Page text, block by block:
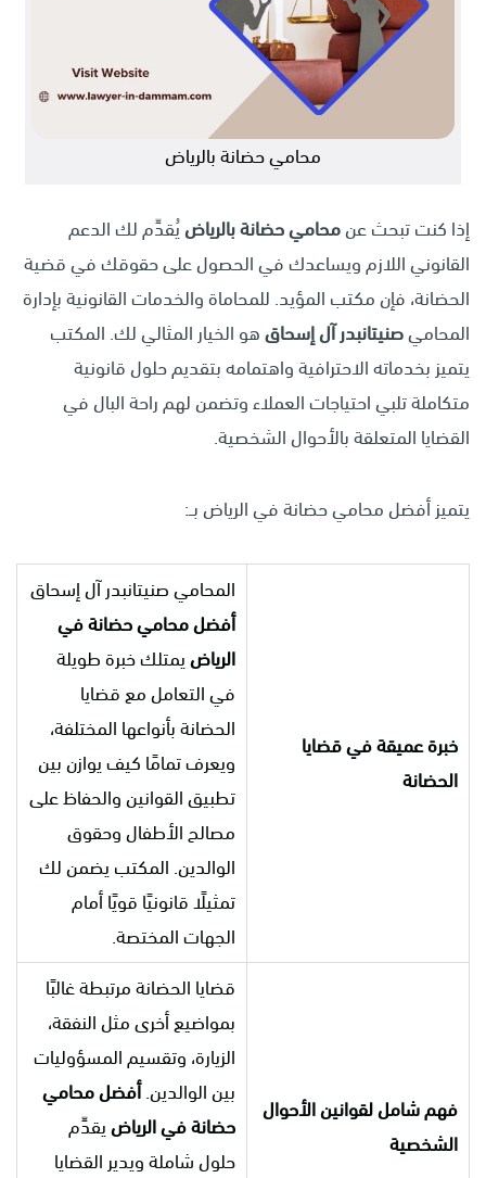
محامي حضانة بالرياض
إذا كنت تبحث عنمحامي حضانة بالرياضيُقدِّم لك الدعم
القانوني اللازم ويساعدك في الحصول على حقوقك في قضية
الحضانة، فإن مكتب المؤيد. للمحاماة والخدمات القانونية بإدارة
المحاميصنيتانبدر آل إسحاقهو الخيار المثالي لك. المكتب
يتميز بخدماته الاحترافية واهتمامه بتقديم حلول قانونية
متكاملة تلبي احتياجات العملاء وتضمن لهم راحة البال في
القضايا المتعلقة بالأحوال الشخصية.
يتميز أفضل محامي حضانة في الرياض بــ:
خبرة عميقة في قضايا
الحضانة
المحامي صنيتانبدر آل إسحاق
أفضل محامي حضانة في
الرياضيمتلك خبرة طويلة
في التعامل مع قضايا
الحضانة بأنواعها المختلفة،
ويعرف تمامًا كيف يوازن بين
تطبيق القوانين والحفاظ على
مصالح الأطفال وحقوق
الوالدين. المكتب يضمن لك
تمثيلًا قانونيًا قويًا أمام
الجهات المختصة.
فهم شامل لقوانين الأحوال
الشخصية
قضايا الحضانة مرتبطة غالبًا
بمواضيع أخرى مثل النفقة،
الزيارة، وتقسيم المسؤوليات
بين الوالدين.أفضل محامي
حضانة في الرياضيقدِّم
حلول شاملة ويدير القضايا